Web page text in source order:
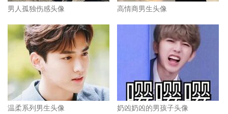
男人孤独伤感头像 高情商男生头像
温柔系列男生头像 奶凶奶凶的男孩子头像